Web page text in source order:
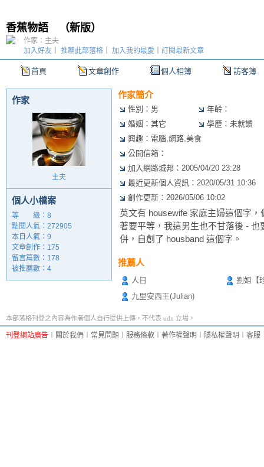
香蕉物語 （新版）
首頁 文章創作 個人相簿 訪客簿
加入好友 推薦此部落格 加入我的最愛 訂閱最新文章
作家：主夫
作家
主夫
個人小檔案
等 級：8
點閱人氣：272905
本日人氣：9
文章創作：175
留言篇數：178
被推薦數： 4
作家簡介
性別：男
年齡：
婚姻：其它
學歷：未就讀
興趣：電腦,網路,美食
公開信箱：
加入網路城邦：2005/04/20 23:28
最近更新個人資訊：2020/05/31 10:36
創作更新：2026/05/06 10:02
英文有 housewife 家庭主婦這個字
著要平等，我這男生也不甘落後 - 也
併，自創了 housband 這個字。
推薦人
人日
劉姐【
九里安西王(Julian)
本部落格刊登之內容為作者個人自行提供上傳，不代表 udn 立場。
刊登網站廣告 關於我們 常見問題 服務條款 著作權聲明 隱私權聲明 客服